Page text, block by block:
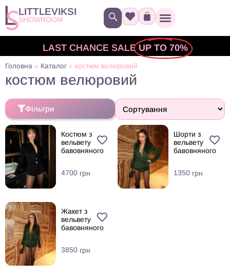
LITTLEVIKSI
SHOWROOM
LAST CHANCE SALE UP TO 70%
Головна » Каталог » костюм велюровий
костюм велюровий
Фільтри
Костюм з
вельвету
бавовняного
4700 грн
Шорти з
вельвету
бавовняного
1350 грн
Жакет з
вельвету
бавовняного
3850 грн